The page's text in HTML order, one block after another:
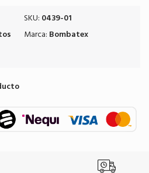
SKU: 0439-01
Marca: Bombatex